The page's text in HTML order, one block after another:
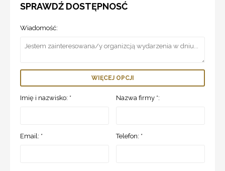
SPRAWDŹ DOSTĘPNOSĆ
Wiadomość:
WIĘCEJ OPCJI
Imię i nazwisko: * Nazwa firmy *:
Email: * Telefon: *